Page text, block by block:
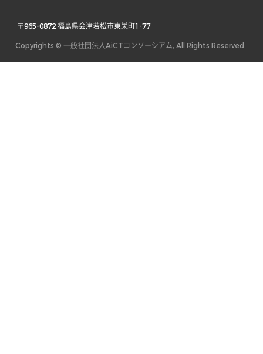
〒965-0872 福島県会津若松市東栄町1-77
Copyrights © 一般社団法人AiCTコンソーシアム, All Rights Reserved.